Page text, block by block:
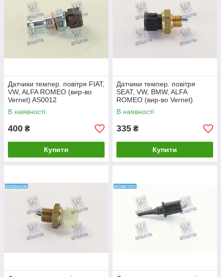
Датчики темпер. повітря FIAT,
VW, ALFA ROMEO (вир-во
Vernet) AS0012
В наявності
400 ₴
Купити
Датчики темпер. повітря
SEAT, VW, BMW, ALFA
ROMEO (вир-во Vernet)
AS0005 UA1
В наявності
335 ₴
Купити